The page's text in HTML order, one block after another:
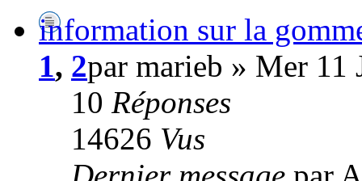
information sur la
1, 2par marieb » Mer
10 Réponses
14626 Vus